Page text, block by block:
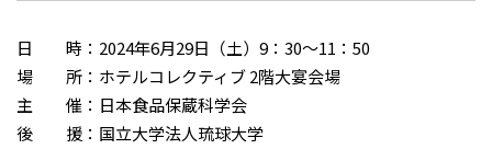
日 時：2024年6月29日（土）9：30～11：50
場 所：ホテルコレクティブ 2階大宴会場
主 催：日本食品保蔵科学会
後 援：国立大学法人琉球大学